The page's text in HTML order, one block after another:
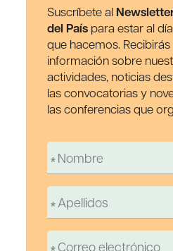
Suscríbete al
del País para estar al
que hacemos. Recibirás
información sobre
actividades, noticias
las convocatorias y
las conferencias que